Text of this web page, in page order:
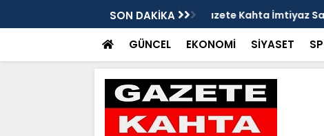
SON DAKİKA
Kahta İmtiyaz Sahibi Mustafa
Şanlıurfa’da yaz
Getirin
GÜNCEL EKONOMİ SİYASET